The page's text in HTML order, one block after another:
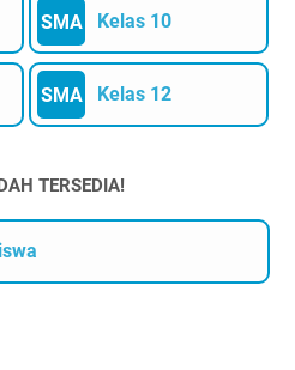
SMA Kelas 10
SMA Kelas 12
TERSEDIA!